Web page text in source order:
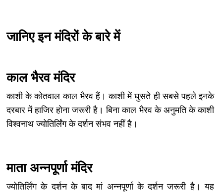
जानिए इन मंदिरों के बारे में
काल भैरव मंदिर
काशी के कोतवाल काल भैरव हैं। काशी में घुसते ही सबसे पहले इनके
दरबार में हाजिर होना जरूरी है। बिना काल भैरव के अनुमति के काशी
विश्वनाथ ज्योतिर्लिंग के दर्शन संभव नहीं है।
माता अन्‍नपूर्णा मंदिर
ज्योतिर्लिंग के दर्शन के बाद मां अन्नपूर्णा के दर्शन जरूरी है। यह